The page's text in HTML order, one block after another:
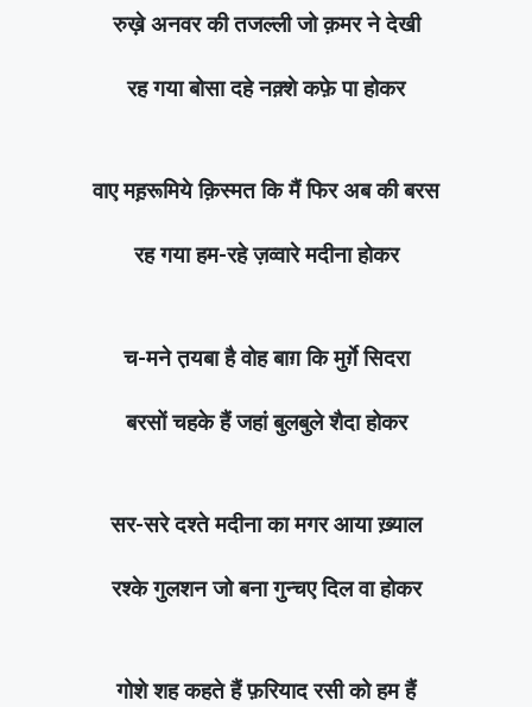
रुख़े अनवर की तजल्ली जो क़मर ने देखी
रह गया बोसा दहे नक़्शे कफ़े पा होकर
वाए मह़रूमिये क़िस्मत कि मैं फिर अब की बरस
रह गया हम-रहे ज़व्वारे मदीना होकर
च-मने त़यबा है वोह बाग़ कि मुर्ग़े सिदरा
बरसों चहके हैं जहां बुलबुले शैदा होकर
सर-सरे दश्ते मदीना का मगर आया ख़्याल
रश्के गुलशन जो बना गुन्चए दिल वा होकर
गोशे शह कहते हैं फ़रियाद रसी को हम हैं